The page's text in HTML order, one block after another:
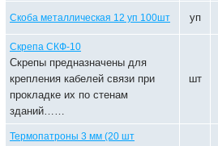
Скоба металлическая 12 уп 100шт уп
Скрепа СКФ-10
Скрепы предназначены для
крепления кабелей связи при
прокладке их по стенам
зданий……
шт
Термопатроны 3 мм (20 шт